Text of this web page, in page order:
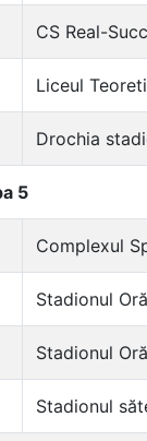
CS Real-
Liceul
Drochia
5
Complexul
Stadionul
Stadionul
Stadionul